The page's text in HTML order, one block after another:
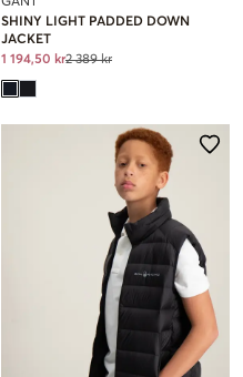
SHINY LIGHT PADDED DOWN
JACKET
1 194,50 kr2 389 kr